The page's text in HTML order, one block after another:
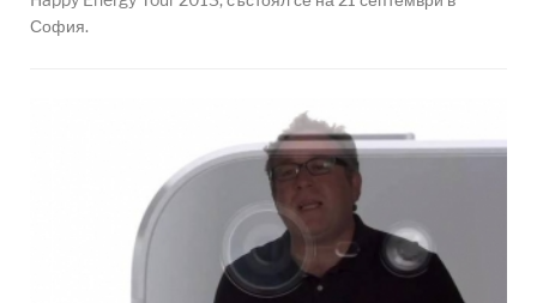
София.